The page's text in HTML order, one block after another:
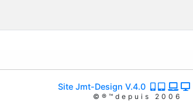
Site Jmt-Design V.4.0
©®™depuis 2006